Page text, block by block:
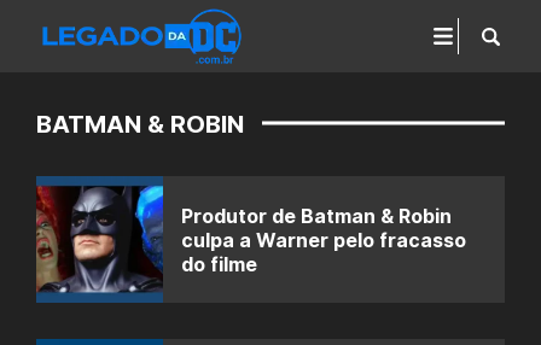
BATMAN & ROBIN
Produtor de Batman & Robin
culpa a Warner pelo fracasso
do filme